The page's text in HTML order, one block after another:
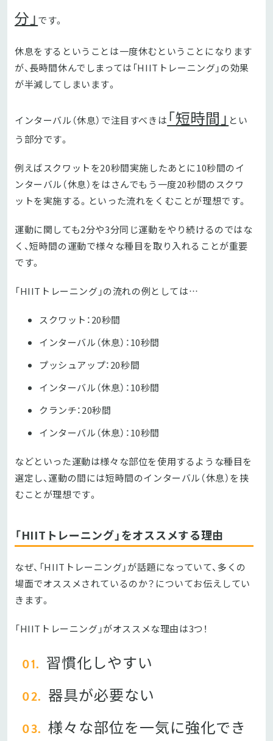
分」 です。
休息をするということは一度休むということになります
が、長時間休んでしまっては「HIITトレーニング」の効果
が半減してしまいます。
インターバル（休息）で注目すべきは 「短時間」 とい
う部分です。
例えばスクワットを20秒間実施したあとに10秒間のイ
ンターバル（休息）をはさんでもう一度20秒間のスクワ
ットを実施する。といった流れをくむことが理想です。
運動に関しても2分や3分同じ運動をやり続けるのではな
く、短時間の運動で様々な種目を取り入れることが重要
です。
「HIITトレーニング」の流れの例としては…
スクワット：20秒間
インターバル（休息）：10秒間
プッシュアップ：20秒間
インターバル（休息）：10秒間
クランチ：20秒間
インターバル（休息）：10秒間
などといった運動は様々な部位を使用するような種目を
選定し、運動の間には短時間のインターバル（休息）を挟
むことが理想です。
「HIITトレーニング」をオススメする理由
なぜ、「HIITトレーニング」が話題になっていて、多くの
場面でオススメされているのか？についてお伝えしてい
きます。
「HIITトレーニング」がオススメな理由は3つ！
習慣化しやすい
器具が必要ない
様々な部位を一気に強化でき